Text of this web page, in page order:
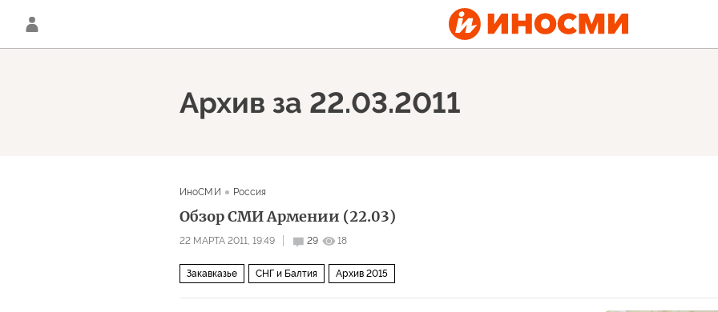
Архив за 22.03.2011
ИноСМИ Россия
Обзор СМИ Армении (22.03)
22 МАРТА 2011, 19:49 29 18
Закавказье СНГ и Балтия Архив 2015